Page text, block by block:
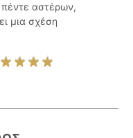
αστέρων,
μια σχέση